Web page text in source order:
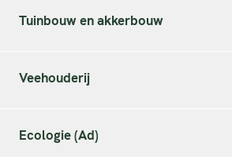
Tuinbouw en akkerbouw
Veehouderij
Ecologie (Ad)